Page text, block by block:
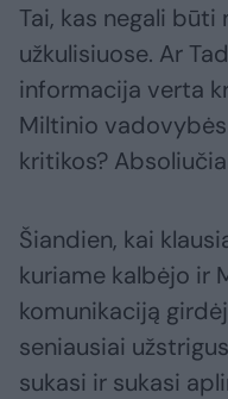
Tai, kas negali būti
užkulisiuose. Ar
informacija verta
Miltinio
kritikos?
Šiandien, kai
kuriame kalbėjo ir
komunikaciją
seniausiai
sukasi ir sukasi